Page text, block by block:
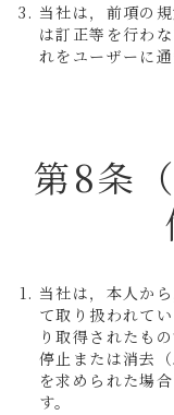
当社は，前項の
は訂正等を行わ
れをユーザーに通
第8条
当社は，本人か
て取り扱われて
り取得されたも
停止または消去
を求められた場
す。